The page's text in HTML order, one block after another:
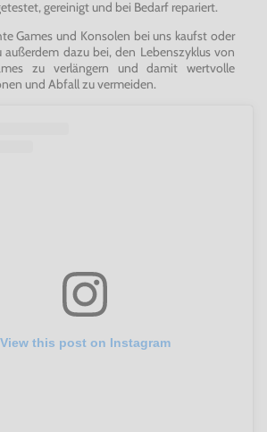
gereinigt und bei Bedarf repariert.
Games und Konsolen bei uns kaufst oder
dazu bei, den Lebenszyklus von
zu verlängern und damit wertvolle
und Abfall zu vermeiden.
View this post on Instagram